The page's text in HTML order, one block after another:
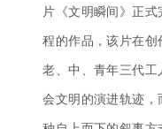
片《文明瞬间》正
程的作品，该片在创
老、中、青年三代
会文明的演进轨迹